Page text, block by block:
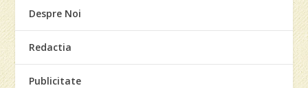
Despre Noi
Redactia
Publicitate